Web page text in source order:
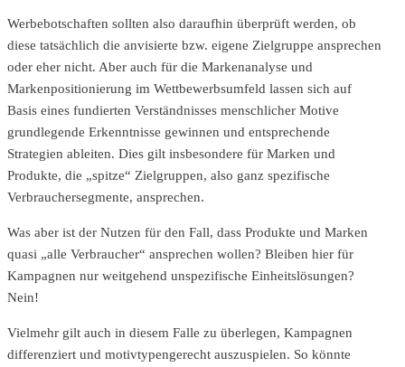
Werbebotschaften sollten also daraufhin überprüft werden, ob
diese tatsächlich die anvisierte bzw. eigene Zielgruppe ansprechen
oder eher nicht. Aber auch für die Markenanalyse und
Markenpositionierung im Wettbewerbsumfeld lassen sich auf
Basis eines fundierten Verständnisses menschlicher Motive
grundlegende Erkenntnisse gewinnen und entsprechende
Strategien ableiten. Dies gilt insbesondere für Marken und
Produkte, die „spitze“ Zielgruppen, also ganz spezifische
Verbrauchersegmente, ansprechen.
Was aber ist der Nutzen für den Fall, dass Produkte und Marken
quasi „alle Verbraucher“ ansprechen wollen? Bleiben hier für
Kampagnen nur weitgehend unspezifische Einheitslösungen?
Nein!
Vielmehr gilt auch in diesem Falle zu überlegen, Kampagnen
differenziert und motivtypengerecht auszuspielen. So könnte